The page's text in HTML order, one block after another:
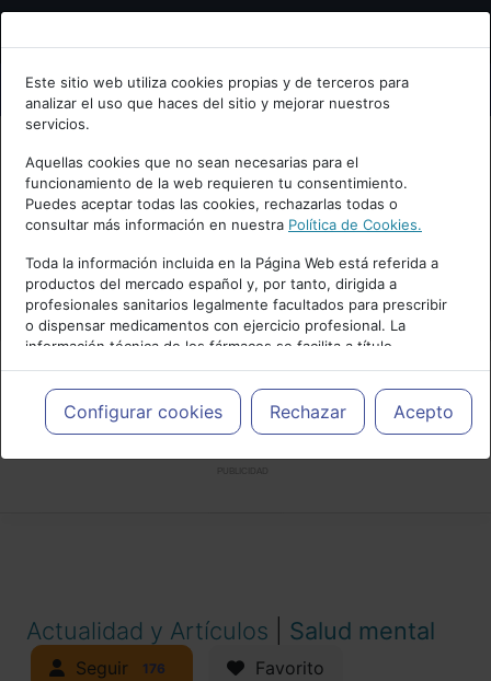
Bienvenid@ a psiquiatria.com
Escribe tu Email
Accede o regístrate con tu email.
Cancelar
Este sitio web utiliza cookies propias y de terceros para
analizar el uso que haces del sitio y mejorar nuestros
servicios.
Aquellas cookies que no sean necesarias para el
funcionamiento de la web requieren tu consentimiento.
Puedes aceptar todas las cookies, rechazarlas todas o
consultar más información en nuestra Política de Cookies.
Toda la información incluida en la Página Web está referida a
productos del mercado español y, por tanto, dirigida a
profesionales sanitarios legalmente facultados para prescribir
o dispensar medicamentos con ejercicio profesional. La
información técnica de los fármacos se facilita a título
meramente informativo, siendo responsabilidad de los
profesionales facultados prescribir medicamentos y decidir, en
cada caso concreto, el tratamiento más adecuado a las
necesidades del paciente.
Configurar cookies Rechazar Acepto
Actualidad y Artículos Salud mental
Seguir 176 Favorito